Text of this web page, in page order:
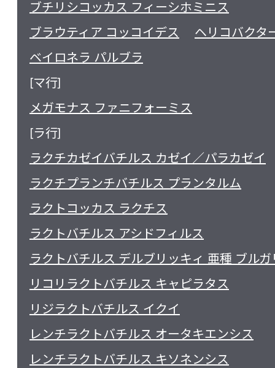
ブチリシコッカス フィーシホミニス
ブラウティア コッコイデス
ヘリコバクタ
ベイロネラ パルブラ
[マ行]
メガモナス ファニフォーミス
[ラ行]
ラクチカゼイバチルス カゼイ／パラカゼイ
ラクチプランチバチルス プランタルム
ラクトコッカス ラクチス
ラクトバチルス アシドフィルス
ラクトバチルス デルブリッキィ 亜種 ブルガ
リコリラクトバチルス キャピラタス
リジラクトバチルス イクイ
レンチラクトバチルス オータキエンシス
レンチラクトバチルス キソネンシス